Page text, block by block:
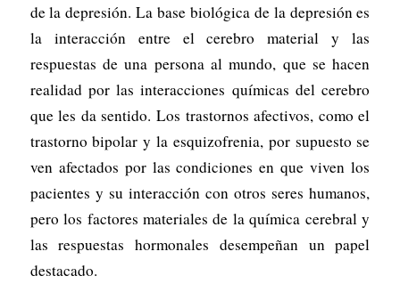
de la depresión. La base biológica de la depresión es
la interacción entre el cerebro material y las
respuestas de una persona al mundo, que se hacen
realidad por las interacciones químicas del cerebro
que les da sentido. Los trastornos afectivos, como el
trastorno bipolar y la esquizofrenia, por supuesto se
ven afectados por las condiciones en que viven los
pacientes y su interacción con otros seres humanos,
pero los factores materiales de la química cerebral y
las respuestas hormonales desempeñan un papel
destacado.